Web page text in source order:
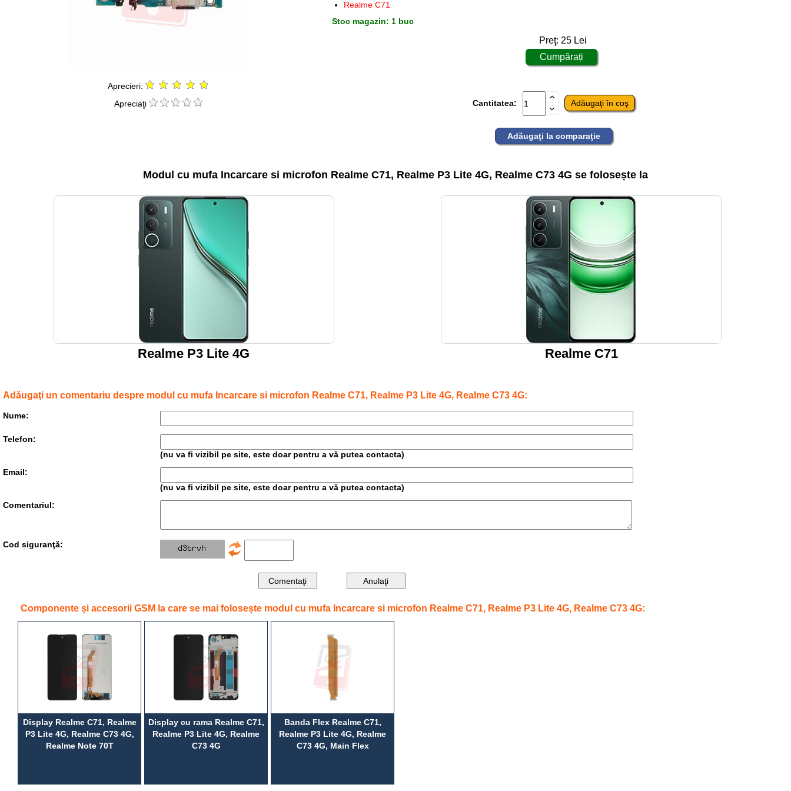
Aprecieri:
Apreciaţi
Realme C71
Stoc magazin: 1 buc
Preţ: 25 Lei
Cantitatea:
Adăugaţi la comparaţie
Modul cu mufa Incarcare si microfon Realme C71, Realme P3 Lite 4G, Realme C73 4G se folosește la
Realme P3 Lite 4G Realme C71
Adăugaţi un comentariu despre modul cu mufa Incarcare si microfon Realme C71, Realme P3 Lite 4G, Realme C73 4G:
Nume:
Telefon:
(nu va fi vizibil pe site, este doar pentru a vă putea contacta)
Email:
(nu va fi vizibil pe site, este doar pentru a vă putea contacta)
Comentariul:
Cod siguranţă:
Componente și accesorii GSM la care se mai folosește modul cu mufa Incarcare si microfon Realme C71, Realme P3 Lite 4G, Realme C73 4G:
Display Realme C71, Realme
P3 Lite 4G, Realme C73 4G,
Realme Note 70T
Display cu rama Realme C71,
Realme P3 Lite 4G, Realme
C73 4G
Banda Flex Realme C71,
Realme P3 Lite 4G, Realme
C73 4G, Main Flex